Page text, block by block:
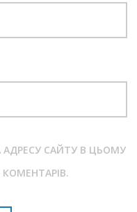
АДРЕСУ САЙТУ В ЦЬОМУ